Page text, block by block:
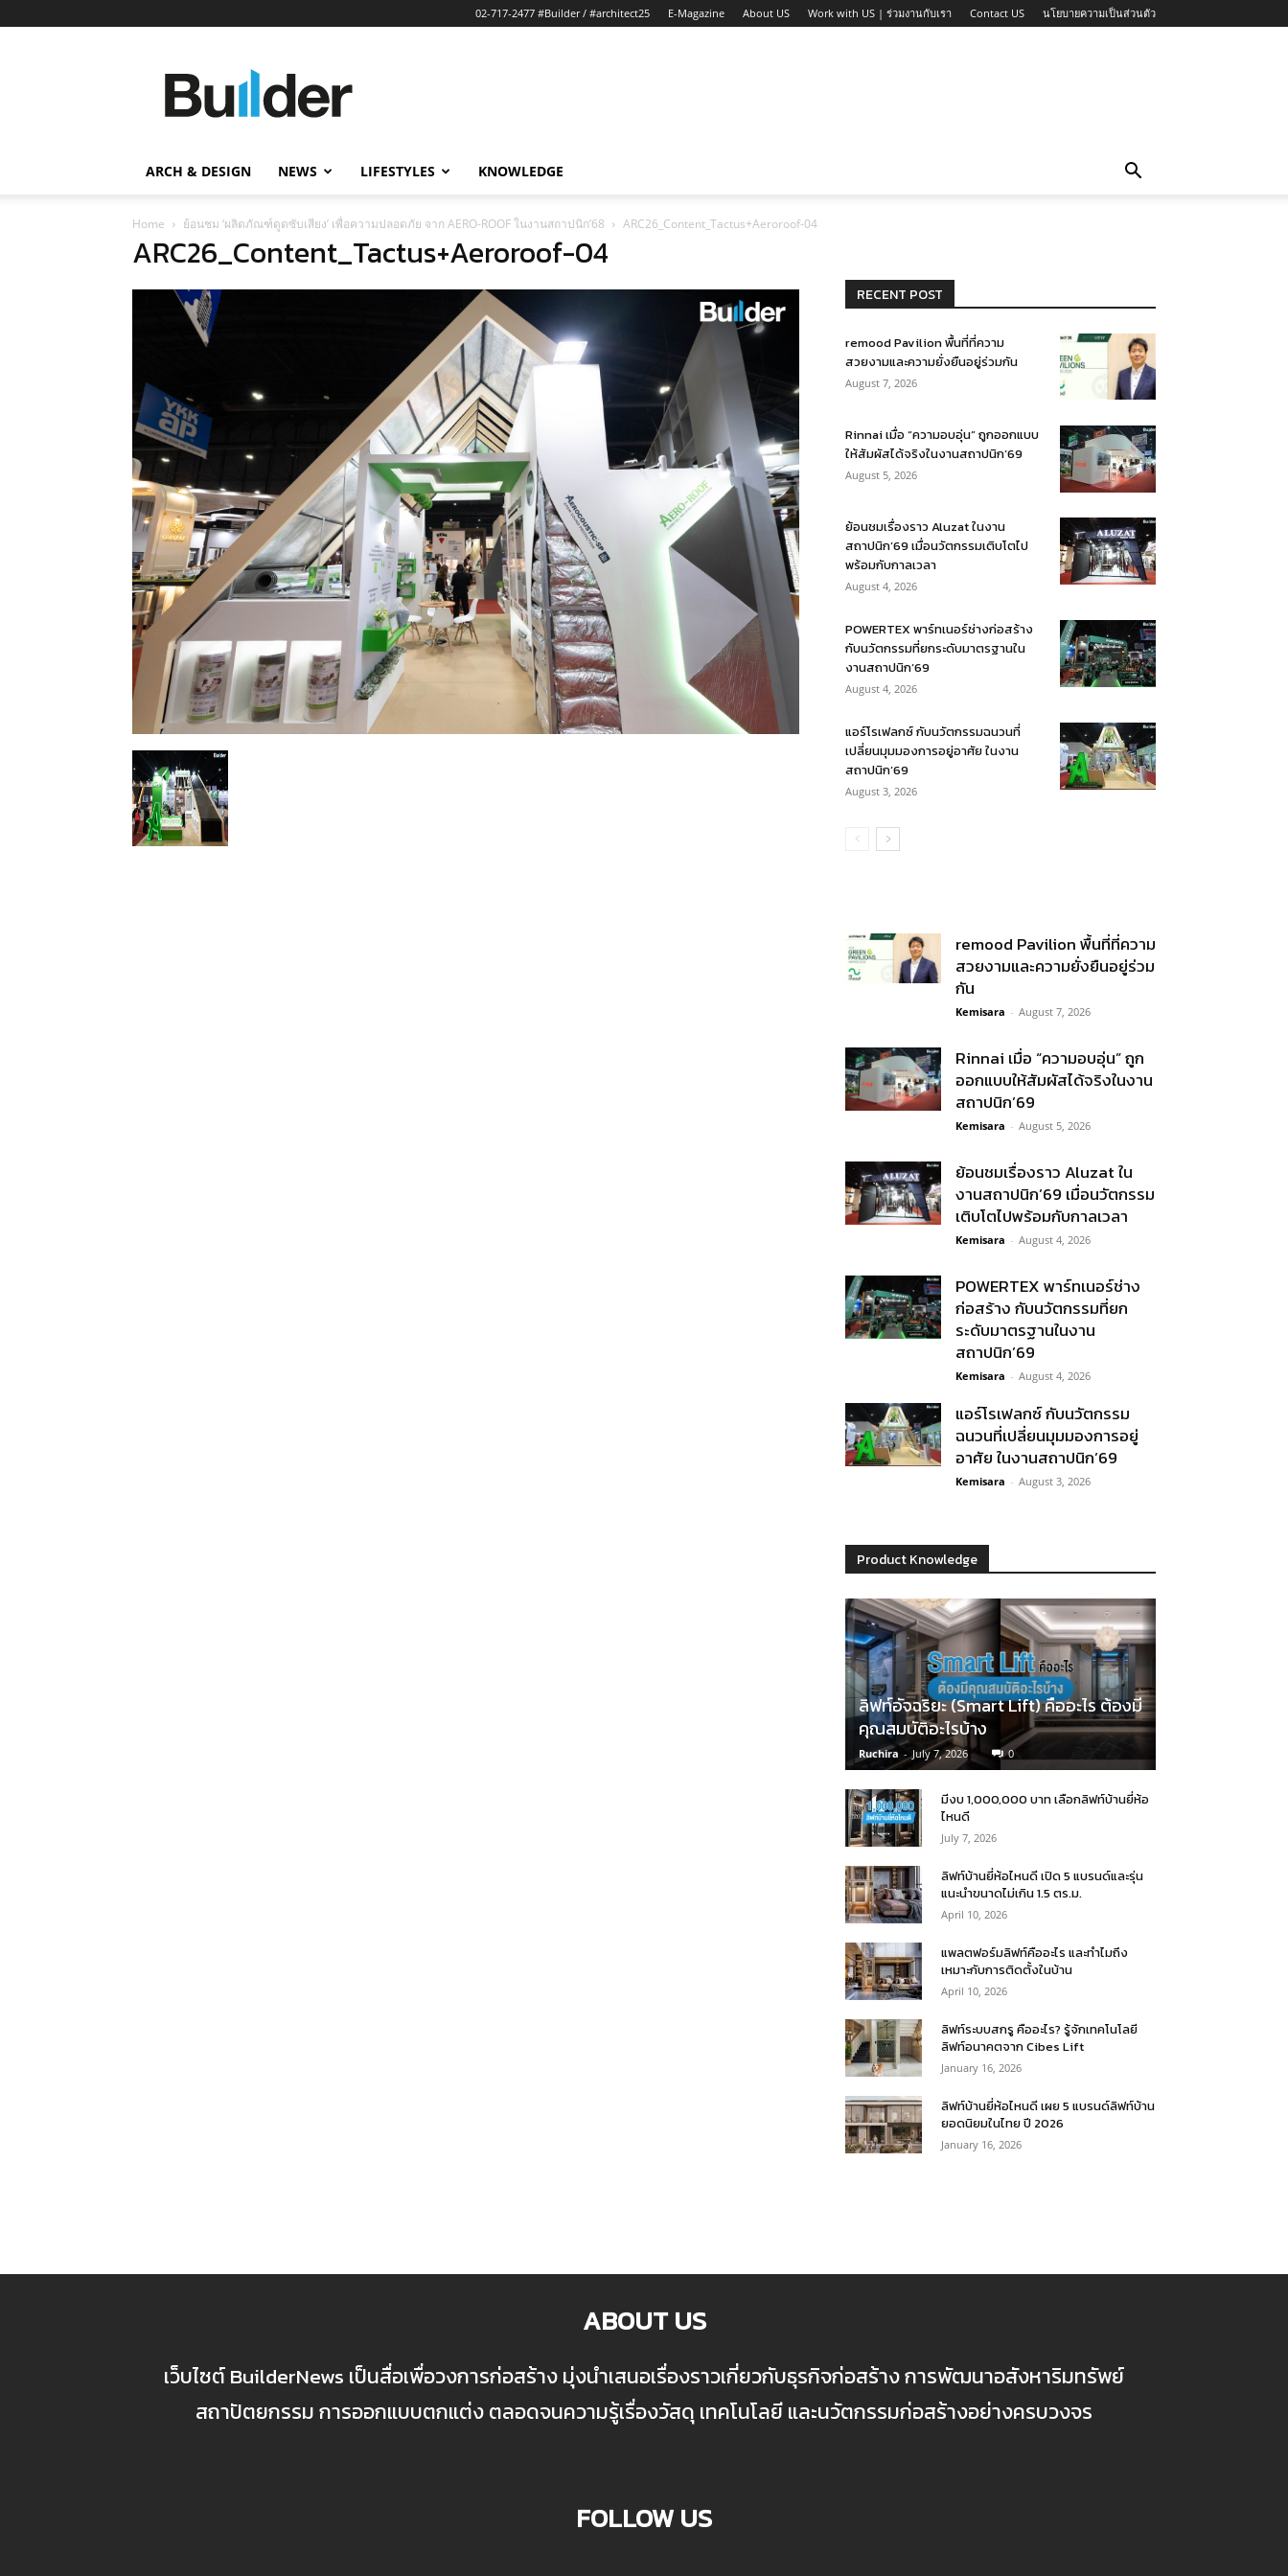
02-717-2477 #Builder / #architect25 E-Magazine About US Work with US | ร่วมงานกับเรา Contact US นโยบายความเป็นส่วนตัว
ข่าว
ก่อสร้าง
ARCH & DESIGN NEWS LIFESTYLES KNOWLEDGE
Home ย้อนชม ‘ผลิตภัณฑ์ดูดซับเสียง’ เพื่อความปลอดภัย จาก AERO-ROOF ในงานสถาปนิก’68 ARC26_Content_Tactus+Aeroroof-04
ARC26_Content_Tactus+Aeroroof-04
RECENT POST
remood Pavilion พื้นที่ที่ความ
สวยงามและความยั่งยืนอยู่ร่วมกัน
August 7, 2026
Rinnai เมื่อ “ความอบอุ่น” ถูกออกแบบ
ให้สัมผัสได้จริงในงานสถาปนิก’69
August 5, 2026
ย้อนชมเรื่องราว Aluzat ในงาน
สถาปนิก’69 เมื่อนวัตกรรมเติบโตไป
พร้อมกับกาลเวลา
August 4, 2026
POWERTEX พาร์ทเนอร์ช่างก่อสร้าง
กับนวัตกรรมที่ยกระดับมาตรฐานใน
งานสถาปนิก’69
August 4, 2026
แอร์โรเฟลกซ์ กับนวัตกรรมฉนวนที่
เปลี่ยนมุมมองการอยู่อาศัย ในงาน
สถาปนิก’69
August 3, 2026
remood Pavilion พื้นที่ที่ความ
สวยงามและความยั่งยืนอยู่ร่วม
กัน
Kemisara - August 7, 2026
Rinnai เมื่อ “ความอบอุ่น” ถูก
ออกแบบให้สัมผัสได้จริงในงาน
สถาปนิก’69
Kemisara - August 5, 2026
ย้อนชมเรื่องราว Aluzat ใน
งานสถาปนิก’69 เมื่อนวัตกรรม
เติบโตไปพร้อมกับกาลเวลา
Kemisara - August 4, 2026
POWERTEX พาร์ทเนอร์ช่าง
ก่อสร้าง กับนวัตกรรมที่ยก
ระดับมาตรฐานในงาน
สถาปนิก’69
Kemisara - August 4, 2026
แอร์โรเฟลกซ์ กับนวัตกรรม
ฉนวนที่เปลี่ยนมุมมองการอยู่
อาศัย ในงานสถาปนิก’69
Kemisara - August 3, 2026
Product Knowledge
ลิฟท์อัจฉริยะ (Smart Lift) คืออะไร ต้องมี
คุณสมบัติอะไรบ้าง
Ruchira - July 7, 2026 0
มีงบ 1,000,000 บาท เลือกลิฟท์บ้านยี่ห้อ
ไหนดี
July 7, 2026
ลิฟท์บ้านยี่ห้อไหนดี เปิด 5 แบรนด์และรุ่น
แนะนำขนาดไม่เกิน 1.5 ตร.ม.
April 10, 2026
แพลตฟอร์มลิฟท์คืออะไร และทำไมถึง
เหมาะกับการติดตั้งในบ้าน
April 10, 2026
ลิฟท์ระบบสกรู คืออะไร? รู้จักเทคโนโลยี
ลิฟท์อนาคตจาก Cibes Lift
January 16, 2026
ลิฟท์บ้านยี่ห้อไหนดี เผย 5 แบรนด์ลิฟท์บ้าน
ยอดนิยมในไทย ปี 2026
January 16, 2026
ABOUT US
เว็บไซต์ BuilderNews เป็นสื่อเพื่อวงการก่อสร้าง มุ่งนำเสนอเรื่องราวเกี่ยวกับธุรกิจก่อสร้าง การพัฒนาอสังหาริมทรัพย์
สถาปัตยกรรม การออกแบบตกแต่ง ตลอดจนความรู้เรื่องวัสดุ เทคโนโลยี และนวัตกรรมก่อสร้างอย่างครบวงจร
FOLLOW US